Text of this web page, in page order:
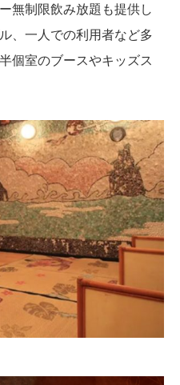
無制限飲み放題も提供し
、一人での利用者など多
個室のブースやキッズス